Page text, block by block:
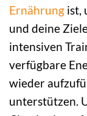
Ernährung ist,
und deine
intensiven
verfügbare
wieder
unterstützen.